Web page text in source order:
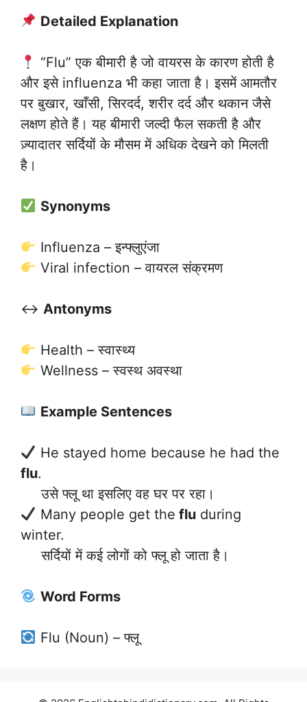
Detailed Explanation
“Flu” एक बीमारी है जो वायरस के कारण होती है
और इसे influenza भी कहा जाता है। इसमें आमतौर
पर बुखार, खाँसी, सिरदर्द, शरीर दर्द और थकान जैसे
लक्षण होते हैं। यह बीमारी जल्दी फैल सकती है और
ज़्यादातर सर्दियों के मौसम में अधिक देखने को मिलती
है।
Synonyms
Influenza – इन्फ्लुएंजा
Viral infection – वायरल संक्रमण
↔️ Antonyms
Health – स्वास्थ्य
Wellness – स्वस्थ अवस्था
Example Sentences
He stayed home because he had the
flu.
उसे फ्लू था इसलिए वह घर पर रहा।
Many people get the fluduring
winter.
सर्दियों में कई लोगों को फ्लू हो जाता है।
Word Forms
Flu (Noun) – फ्लू